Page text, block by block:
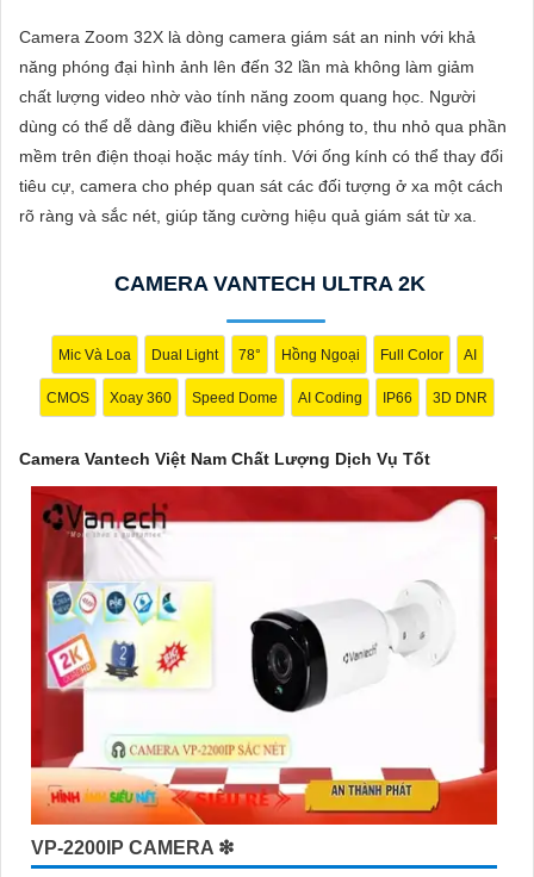
VẤN
VỤ
camera an ninh, cung cấp sản phẩm chất lượng với dịch vụ hậu
phân giải cao, hình ảnh sắc nét. camera Vantech còn được thiết
Với cam kết về chất lượng và dịch vụ, camera Vantech Việt Nam
mang lại sự an tâm cho người dùng trong việc giám sát và bảo
vệ tài sản. Đồng thời, giá cả của sản phẩm cũng được đánh giá
là hợp lý, phải chăng.
Nếu bạn cần thêm thông tin chi tiết về sản phẩm hay muốn tư
được hỗ trợ tốt nhất.
Camera Zoom 32X là dòng camera giám sát an ninh với khả
năng phóng đại hình ảnh lên đến 32 lần mà không làm giảm
chất lượng video nhờ vào tính năng zoom quang học. Người
dùng có thể dễ dàng điều khiển việc phóng to, thu nhỏ qua phần
mềm trên điện thoại hoặc máy tính. Với ống kính có thể thay đổi
tiêu cự, camera cho phép quan sát các đối tượng ở xa một cách
rõ ràng và sắc nét, giúp tăng cường hiệu quả giám sát từ xa.
CAMERA VANTECH ULTRA 2K
Mic Và Loa Dual Light 78° Hồng Ngoại Full Color AI
CMOS Xoay 360 Speed Dome AI Coding IP66 3D DNR
Camera Vantech Việt Nam Chất Lượng Dịch Vụ Tốt
VP-2200IP CAMERA ❇